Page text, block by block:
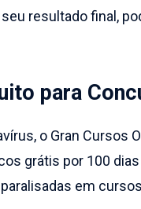
resultado final,
para
o Gran Cursos
grátis por 100
em